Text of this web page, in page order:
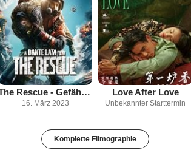
The Rescue - Gefährlicher Einsatz
16. März 2023
Love After Love
Unbekannter Starttermin
Komplette Filmographie